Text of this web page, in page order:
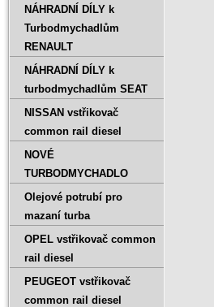
NÁHRADNÍ DÍLY k
Turbodmychadlům
RENAULT
NÁHRADNÍ DÍLY k
turbodmychadlům SEAT
NISSAN vstřikovač
common rail diesel
NOVÉ
TURBODMYCHADLO
Olejové potrubí pro
mazaní turba
OPEL vstřikovač common
rail diesel
PEUGEOT vstřikovač
common rail diesel